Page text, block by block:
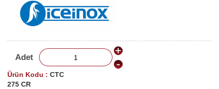
Adet
Ürün Kodu : CTC
275 CR